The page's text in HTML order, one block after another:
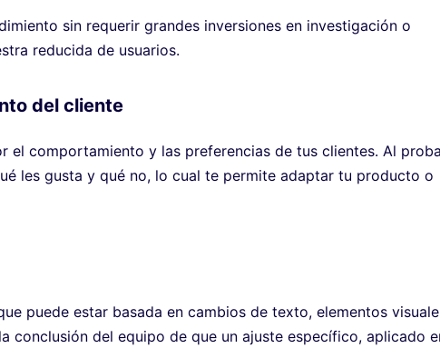
sin requerir grandes inversiones en investigación o
reducida de usuarios.
del cliente
el comportamiento y las preferencias de tus clientes. Al
les gusta y qué no, lo cual te permite adaptar tu producto o
puede estar basada en cambios de texto, elementos
conclusión del equipo de que un ajuste específico, aplicado